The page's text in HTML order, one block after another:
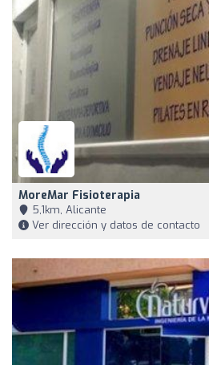
MoreMar Fisioterapia
5,1km, Alicante
Ver dirección y datos de contacto